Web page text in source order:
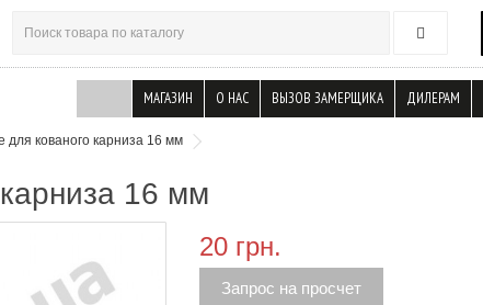
МАГАЗИН О НАС ВЫЗОВ ЗАМЕРЩИКА ДИЛЕРАМ
для кованого карниза 16 мм
16 мм
20 грн.
Запрос на просчет